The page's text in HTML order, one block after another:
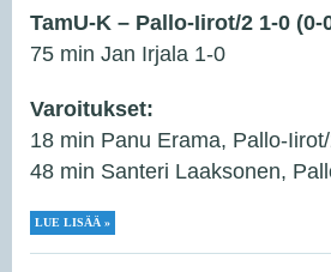
TamU-K – Pallo-Iirot/2 1-0 (0-
75 min Jan Irjala 1-0
Varoitukset:
18 min Panu Erama, Pallo-
48 min Santeri Laaksonen,
LUE LISÄÄ »